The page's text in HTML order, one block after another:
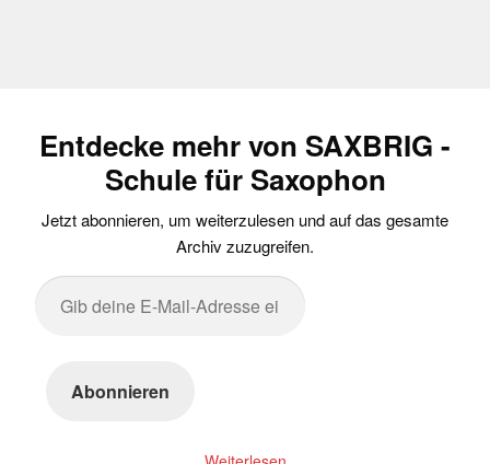
Entdecke mehr von SAXBRIG -
Schule für Saxophon
Jetzt abonnieren, um weiterzulesen und auf das gesamte
Archiv zuzugreifen.
Gib
deine
AdresseAbonnieren